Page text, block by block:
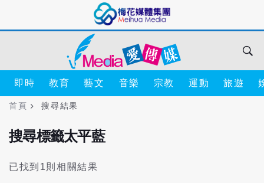
即時 教育 藝文 音樂 宗教 運動 旅遊
首頁 搜尋結果
搜尋標籤太平藍
已找到1則相關結果